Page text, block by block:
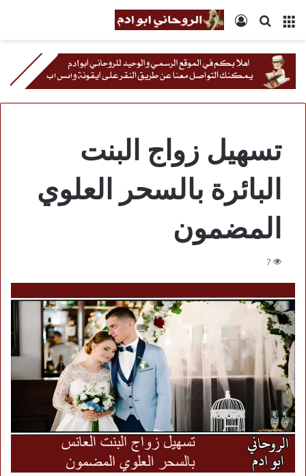
القائمة بحث
تسجيل
تسهيل زواج البنت
البائرة بالسحر العلوي
المضمون
7